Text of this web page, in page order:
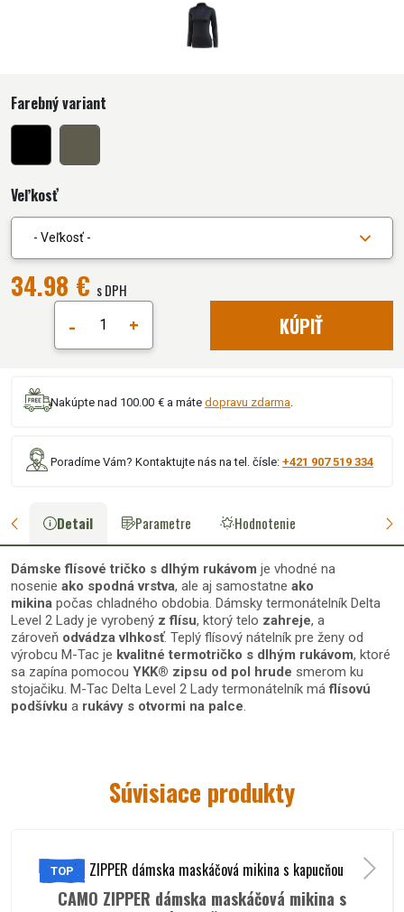
Farebný variant
Veľkosť
- Veľkosť -
34.98 € s DPH
- + KÚPIŤ
Nakúpte nad 100.00 € a máte dopravu zdarma
Poradíme Vám? Kontaktujte nás na tel. čísle: +421 907 519 334
Detail Parametre Hodnotenie
Dámske flísové tričko s dlhým rukávom je vhodné na
nosenie ako spodná vrstva, ale aj samostatne ako
mikina počas chladného obdobia. Dámsky termonátelník Delta
Level 2 Lady je vyrobený z flísu, ktorý telo zahreje, a
zároveň odvádza vlhkosť. Teplý flísový nátelník pre ženy od
výrobcu M-Tac je kvalitné termotričko s dlhým rukávom, ktoré
sa zapína pomocou YKK® zipsu od pol hrude smerom ku
stojačiku. M-Tac Delta Level 2 Lady termonátelník máflísovú
podšívku a rukávy s otvormi na palce.
M-Tac Delta Level 2 Lady:
Špecifikácie M-Tac Delta Level 2
Súvisiace produkty
TOP
CAMO ZIPPER dámska maskáčová mikina s